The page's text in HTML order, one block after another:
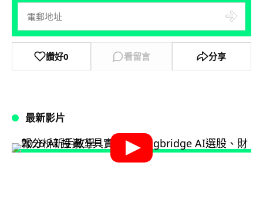
讚好0 看留言 分享
最新影片